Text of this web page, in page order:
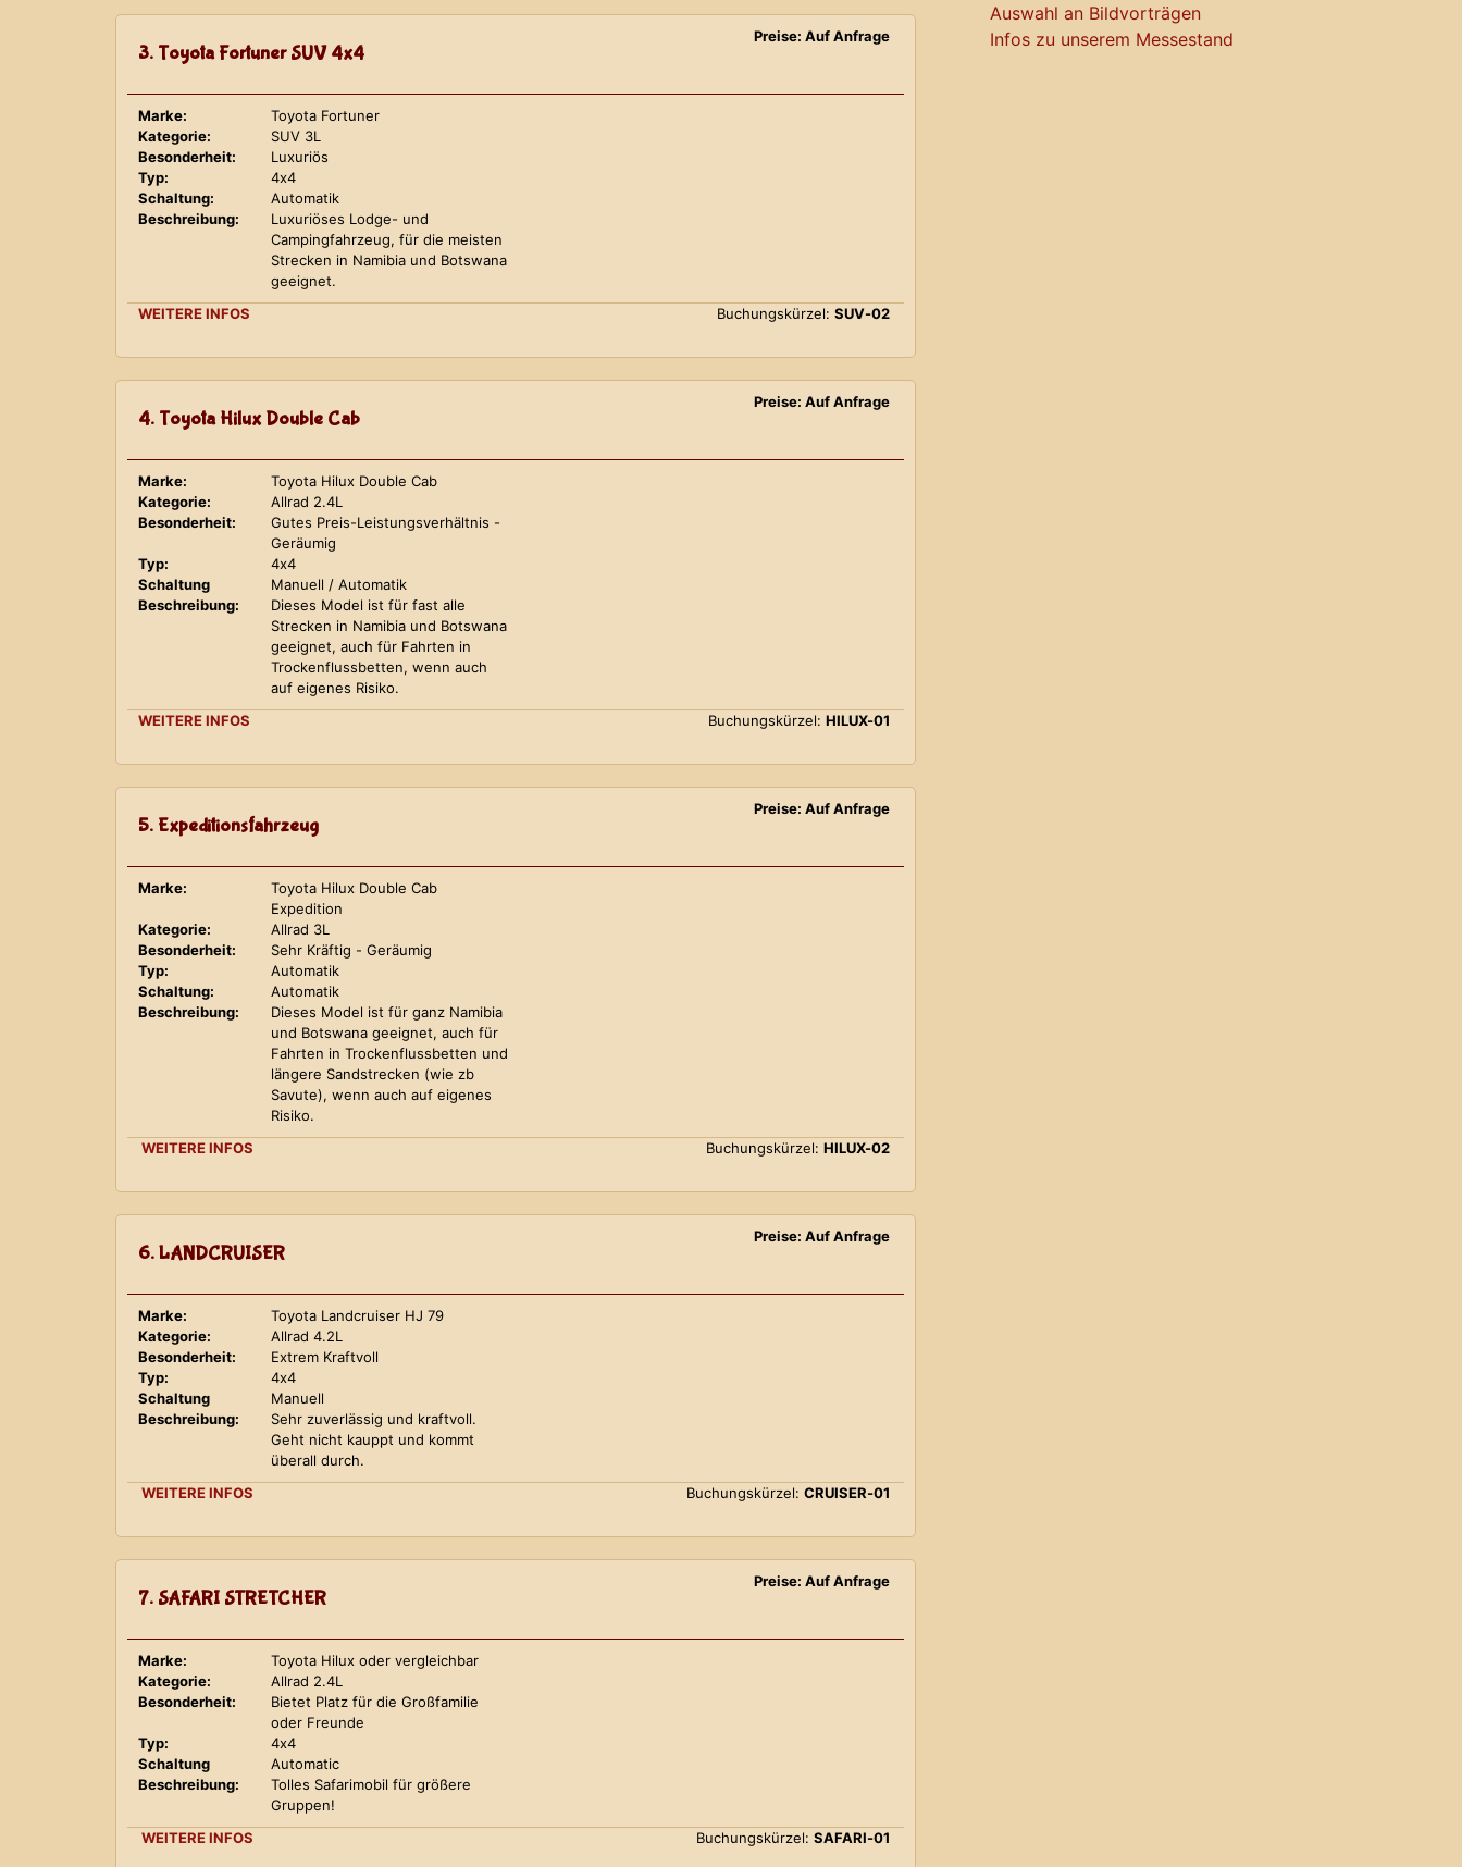
3. Toyota Fortuner SUV 4x4
Preise: Auf Anfrage
Marke:
Toyota Fortuner
Kategorie:
SUV 3L
Besonderheit:
Luxuriös
Typ:
4x4
Schaltung:
Automatik
Beschreibung:
Luxuriöses Lodge- und
Campingfahrzeug, für die meisten
Strecken in Namibia und Botswana
geeignet.
WEITERE INFOS
Buchungskürzel: SUV-02
4. Toyota Hilux Double Cab
Preise: Auf Anfrage
Marke:
Toyota Hilux Double Cab
Kategorie:
Allrad 2.4L
Besonderheit:
Gutes Preis-Leistungsverhältnis -
Geräumig
Typ:
4x4
Schaltung
Manuell / Automatik
Beschreibung:
Dieses Model ist für fast alle
Strecken in Namibia und Botswana
geeignet, auch für Fahrten in
Trockenflussbetten, wenn auch
auf eigenes Risiko.
WEITERE INFOS
Buchungskürzel: HILUX-01
5. Expeditionsfahrzeug
Preise: Auf Anfrage
Marke:
Toyota Hilux Double Cab
Expedition
Kategorie:
Allrad 3L
Besonderheit:
Sehr Kräftig - Geräumig
Typ:
Automatik
Schaltung:
Automatik
Beschreibung:
Dieses Model ist für ganz Namibia
und Botswana geeignet, auch für
Fahrten in Trockenflussbetten und
längere Sandstrecken (wie zb
Savute), wenn auch auf eigenes
Risiko.
WEITERE INFOS
Buchungskürzel: HILUX-02
6. LANDCRUISER
Preise: Auf Anfrage
Marke:
Toyota Landcruiser HJ 79
Kategorie:
Allrad 4.2L
Besonderheit:
Extrem Kraftvoll
Typ:
4x4
Schaltung
Manuell
Beschreibung:
Sehr zuverlässig und kraftvoll.
Geht nicht kauppt und kommt
überall durch.
WEITERE INFOS
Buchungskürzel: CRUISER-01
7. SAFARI STRETCHER
Preise: Auf Anfrage
Marke:
Toyota Hilux oder vergleichbar
Kategorie:
Allrad 2.4L
Besonderheit:
Bietet Platz für die Großfamilie
oder Freunde
Typ:
4x4
Schaltung
Automatic
Beschreibung:
Tolles Safarimobil für größere
Gruppen!
WEITERE INFOS
Buchungskürzel: SAFARI-01
Auswahl an Bildvorträgen
Infos zu unserem Messestand